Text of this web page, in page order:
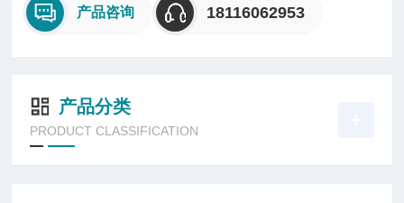
产品咨询 18116062953
产品分类
PRODUCT CLASSIFICATION